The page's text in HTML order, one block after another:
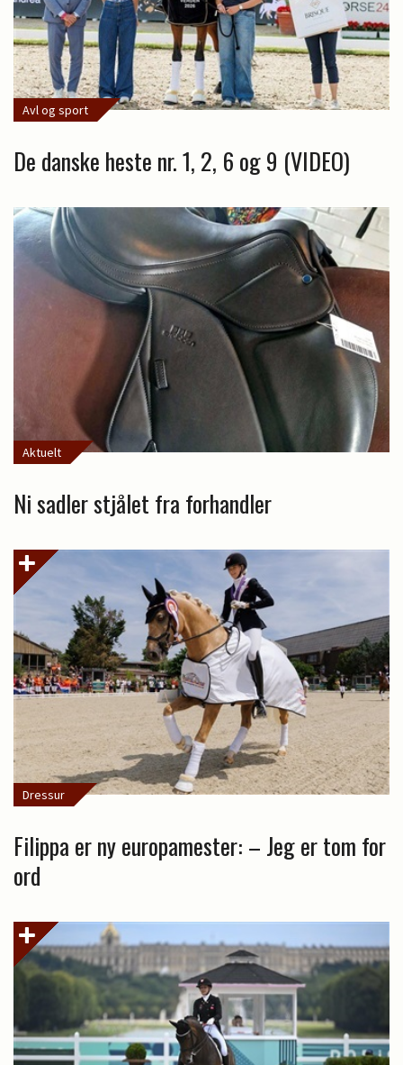
Avl og sport
De danske heste nr. 1, 2, 6 og 9 (VIDEO)
Aktuelt
Ni sadler stjålet fra forhandler
Dressur
Filippa er ny europamester: – Jeg er tom for
ord